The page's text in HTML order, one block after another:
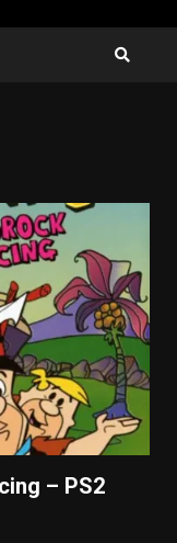
– PS2